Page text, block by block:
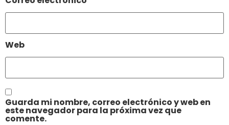
Web
Guarda mi nombre, correo electrónico y web en
este navegador para la próxima vez que
comente.